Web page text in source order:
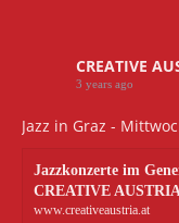
CREATIVE
3 years ago
Jazz in Graz -
Jazzkonzerte im
CREATIVE
www.creativeaustria.at